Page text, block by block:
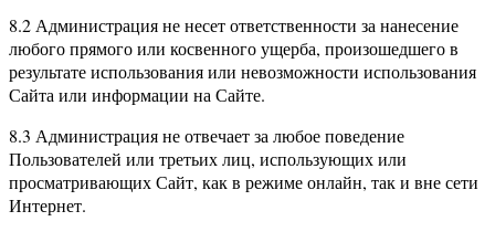
8.2 Администрация не несет ответственности за нанесение
любого прямого или косвенного ущерба, произошедшего в
результате использования или невозможности использования
Сайта или информации на Сайте.
8.3 Администрация не отвечает за любое поведение
Пользователей или третьих лиц, использующих или
просматривающих Сайт, как в режиме онлайн, так и вне сети
Интернет.